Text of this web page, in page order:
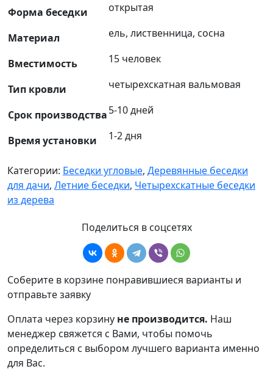
Форма беседки открытая
Материал ель, лиственница, сосна
Вместимость 15 человек
Тип кровли четырехскатная вальмовая
Срок производства5-10 дней
Время установки 1-2 дня
Категории: Беседки угловые, Деревянные беседки
для дачи, Летние беседки, Четырехскатные беседки
из дерева
Поделиться в соцсетях
Соберите в корзине понравившиеся варианты и
отправьте заявку
Оплата через корзину не производится. Наш
менеджер свяжется с Вами, чтобы помочь
определиться с выбором лучшего варианта именно
для Вас.